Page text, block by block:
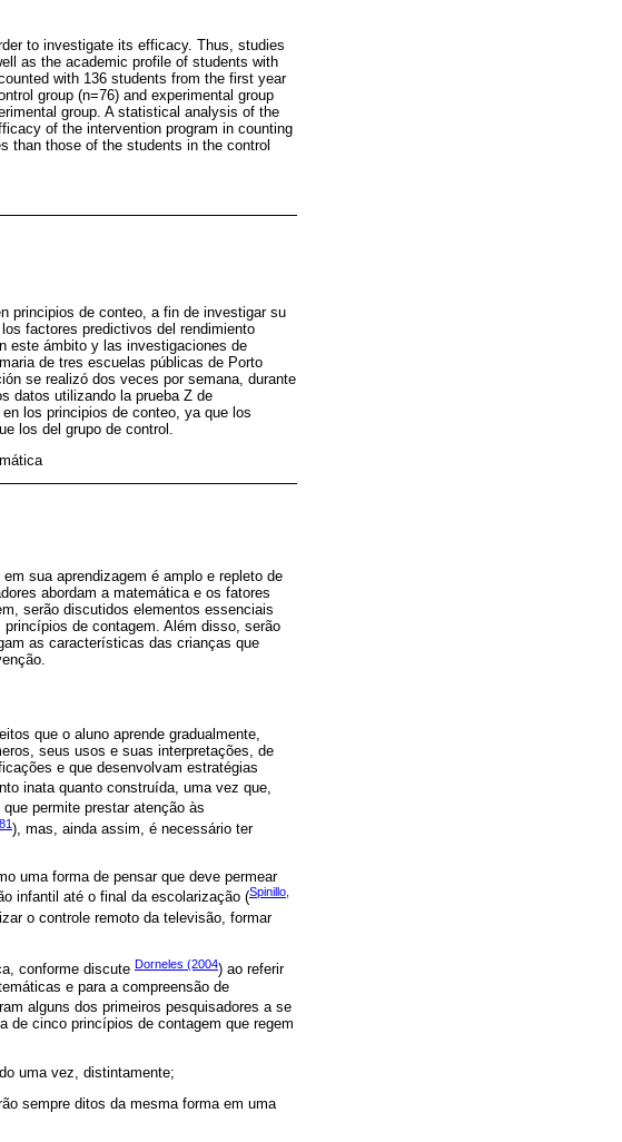
to investigate its efficacy. Thus, studies
as the academic profile of students with
with 136 students from the first year
group (n=76) and experimental group
group. A statistical analysis of the
of the intervention program in counting
than those of the students in the control
principios de conteo, a fin de investigar su
factores predictivos del rendimiento
este ámbito y las investigaciones de
de tres escuelas públicas de Porto
se realizó dos veces por semana, durante
datos utilizando la prueba Z de
los principios de conteo, ya que los
los del grupo de control.
sua aprendizagem é amplo e repleto de
abordam a matemática e os fatores
serão discutidos elementos essenciais
de contagem. Além disso, serão
as características das crianças que
que o aluno aprende gradualmente,
seus usos e suas interpretações, de
e que desenvolvam estratégias
inata quanto construída, uma vez que,
permite prestar atenção às
), mas, ainda assim, é necessário ter
uma forma de pensar que deve permear
infantil até o final da escolarização (Spinillo,
o controle remoto da televisão, formar
conforme discute Dorneles (2004) ao referir
e para a compreensão de
alguns dos primeiros pesquisadores a se
de cinco princípios de contagem que regem
uma vez, distintamente;
sempre ditos da mesma forma em uma